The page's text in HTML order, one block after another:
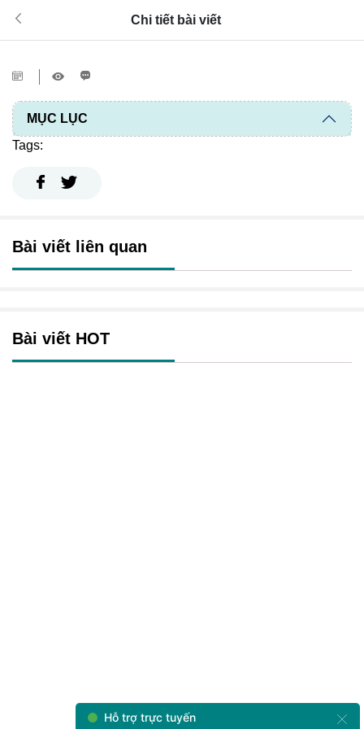
Chi tiết bài viết
MỤC LỤC
Tags:
Bài viết liên quan
Bài viết HOT